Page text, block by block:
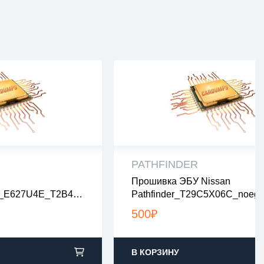
zip или rar
PATHFINDER
Прошивка ЭБУ Nissan
Pathfinder_T29C5X06C_noegr
500₽
все файлы проверены на
все файлы в архивах zip или
загрузка с 9:00-22:00 по Москве
В КОРЗИНУ